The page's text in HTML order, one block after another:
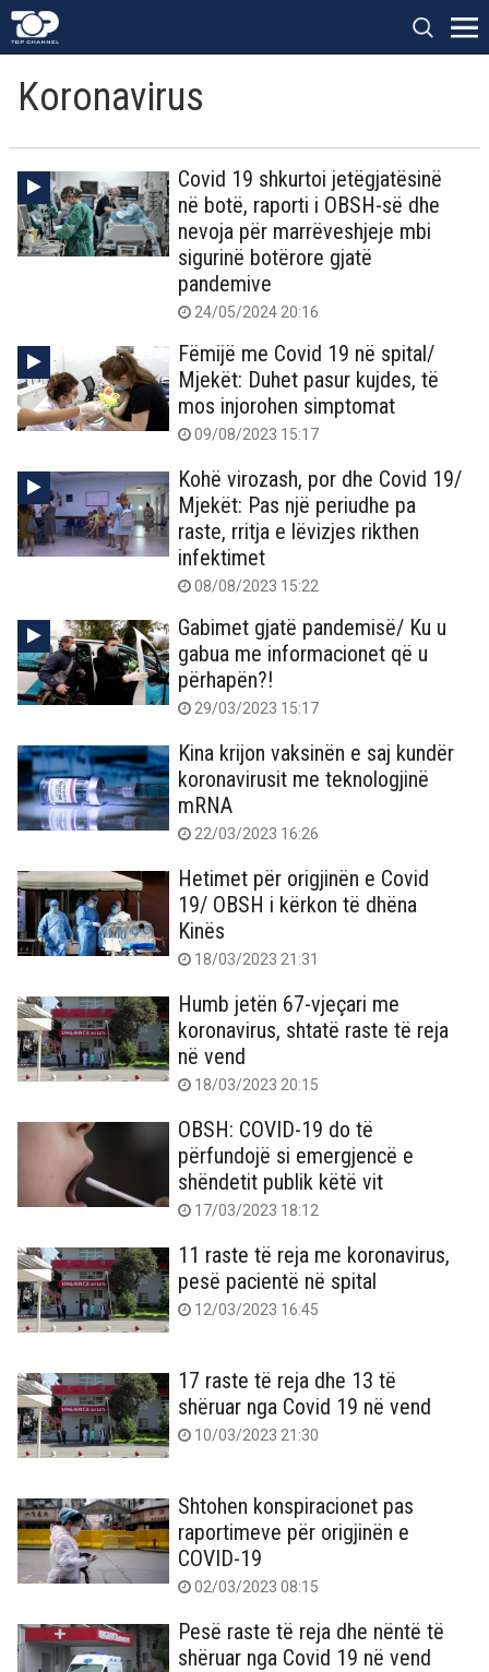
Koronavirus
Covid 19 shkurtoi jetëgjatësinë
në botë, raporti i OBSH-së dhe
nevoja për marrëveshjeje mbi
sigurinë botërore gjatë
pandemive
24/05/2024 20:16
Fëmijë me Covid 19 në spital/
Mjekët: Duhet pasur kujdes, të
mos injorohen simptomat
09/08/2023 15:17
Kohë virozash, por dhe Covid 19/
Mjekët: Pas një periudhe pa
raste, rritja e lëvizjes rikthen
infektimet
08/08/2023 15:22
Gabimet gjatë pandemisë/ Ku u
gabua me informacionet që u
përhapën?!
29/03/2023 15:17
Kina krijon vaksinën e saj kundër
koronavirusit me teknologjinë
mRNA
22/03/2023 16:26
Hetimet për origjinën e Covid
19/ OBSH i kërkon të dhëna
Kinës
18/03/2023 21:31
Humb jetën 67-vjeçari me
koronavirus, shtatë raste të reja
në vend
18/03/2023 20:15
OBSH: COVID-19 do të
përfundojë si emergjencë e
shëndetit publik këtë vit
17/03/2023 18:12
11 raste të reja me koronavirus,
pesë pacientë në spital
12/03/2023 16:45
17 raste të reja dhe 13 të
shëruar nga Covid 19 në vend
10/03/2023 21:30
Shtohen konspiracionet pas
raportimeve për origjinën e
COVID-19
02/03/2023 08:15
Pesë raste të reja dhe nëntë të
shëruar nga Covid 19 në vend